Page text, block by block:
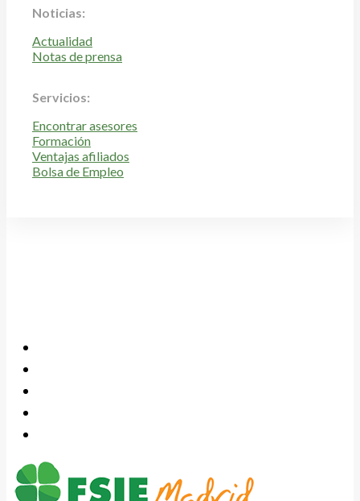
Noticias:
Actualidad
Notas de prensa
Servicios:
Encontrar asesores
Formación
Ventajas afiliados
Bolsa de Empleo